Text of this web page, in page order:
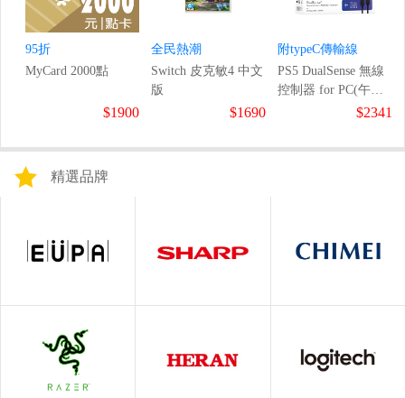
95折
MyCard 2000點
$1900
全民熱潮
Switch 皮克敏4 中文
版
$1690
附typeC傳輸線
PS5 DualSense 無線
控制器 for PC(午夜
$2341
精選品牌